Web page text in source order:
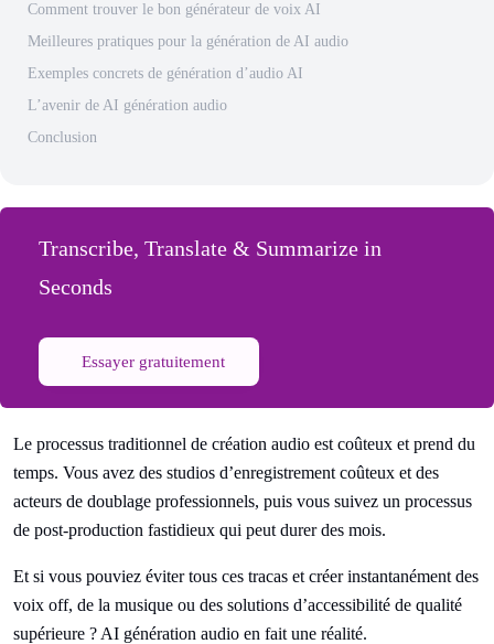
Comment trouver le bon générateur de voix AI
Meilleures pratiques pour la génération de AI audio
Exemples concrets de génération d’audio AI
L’avenir de AI génération audio
Conclusion
Transcribe, Translate & Summarize in
Seconds
Essayer gratuitement
Le processus traditionnel de création audio est coûteux et prend du
temps. Vous avez des studios d’enregistrement coûteux et des
acteurs de doublage professionnels, puis vous suivez un processus
de post-production fastidieux qui peut durer des mois.
Et si vous pouviez éviter tous ces tracas et créer instantanément des
voix off, de la musique ou des solutions d’accessibilité de qualité
supérieure ? AI génération audio en fait une réalité.